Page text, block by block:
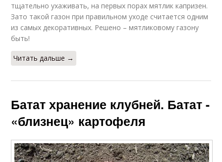
тщательно ухаживать, на первых порах мятлик капризен.
Зато такой газон при правильном уходе считается одним
из самых декоративных. Решено – мятликовому газону
быть!
Читать дальше →
Батат хранение клубней. Батат -
«близнец» картофеля